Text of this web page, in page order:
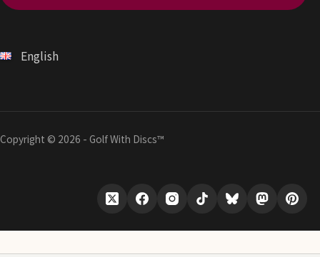
English
Copyright © 2026 - Golf With Discs™